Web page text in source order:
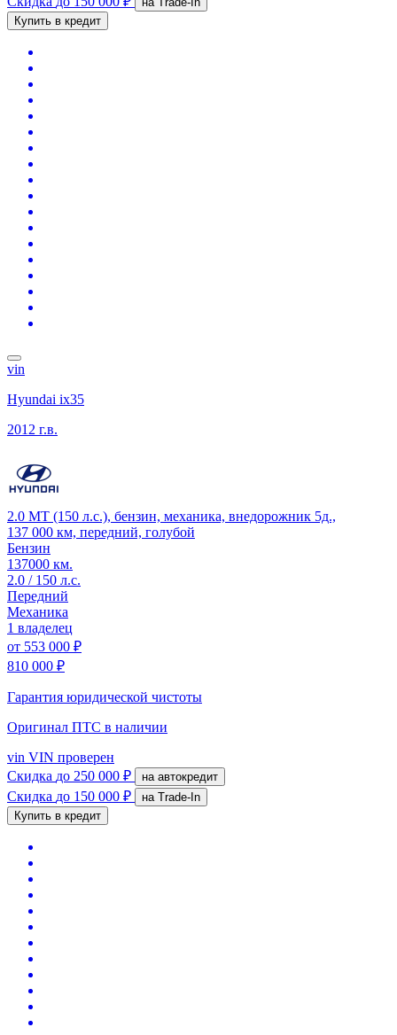
Купить в кредит
vin
Hyundai ix35
2012 г.в.
2.0 MT (150 л.с.), бензин, механика, внедорожник 5д.,
137 000 км, передний, голубой
Бензин
137000 км.
2.0 / 150 л.с.
Передний
Механика
1 владелец
от 553 000 ₽
810 000 ₽
Гарантия юридической чистоты
Оригинал ПТС в наличии
vin VIN проверен
Скидка до 250 000 ₽ на автокредит
Скидка до 150 000 ₽
на Trade-In
Купить в кредит